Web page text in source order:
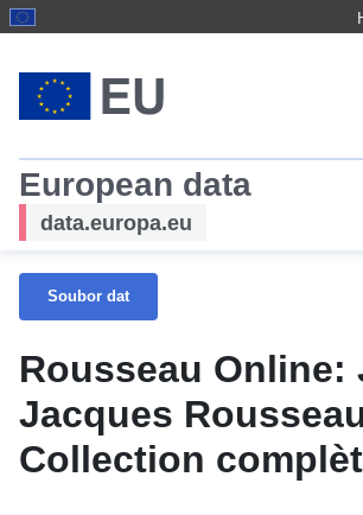
European data
data.europa.eu
Soubor dat
Rousseau Online:
Jacques
Collection